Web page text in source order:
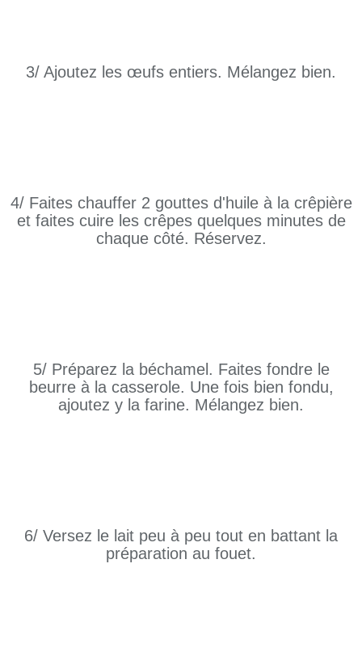
3/ Ajoutez les œufs entiers. Mélangez bien.
4/ Faites chauffer 2 gouttes d'huile à la crêpière
et faites cuire les crêpes quelques minutes de
chaque côté. Réservez.
5/ Préparez la béchamel. Faites fondre le
beurre à la casserole. Une fois bien fondu,
ajoutez y la farine. Mélangez bien.
6/ Versez le lait peu à peu tout en battant la
préparation au fouet.